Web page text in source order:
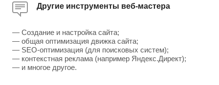
Другие инструменты веб-мастера
— Создание и настройка сайта;
— общая оптимизация движка сайта;
— SEO-оптимизация (для поисковых систем);
— контекстная реклама (например Яндекс.Директ);
— и многое другое.